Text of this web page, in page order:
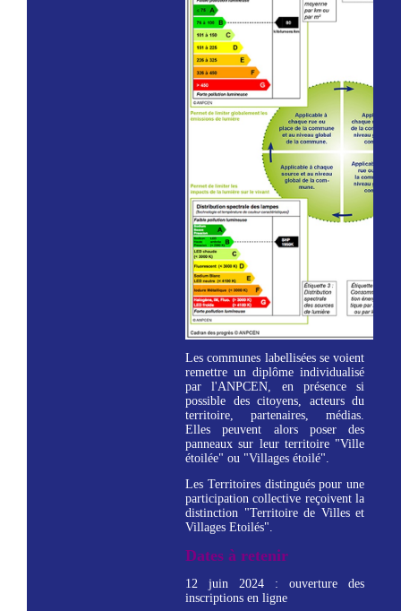
Les communes labellisées se voient
remettre un diplôme individualisé
par l'ANPCEN, en présence si
possible des citoyens, acteurs du
territoire, partenaires, médias.
Elles peuvent alors poser des
panneaux sur leur territoire "Ville
étoilée" ou "Villages étoilé".
Les Territoires distingués pour une
participation collective reçoivent la
distinction "Territoire de Villes et
Villages Etoilés".
Dates à retenir
12 juin 2024 : ouverture des
inscriptions en ligne